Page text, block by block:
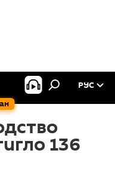
РУС
136